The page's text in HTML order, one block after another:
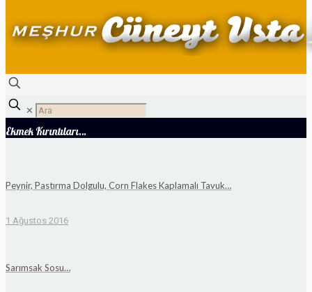
✕
Ekmek Kırıntıları…
Peynir, Pastırma Dolgulu, Corn Flakes Kaplamalı Tavuk…
1 Ağustos 2016
Sarımsak Sosu…